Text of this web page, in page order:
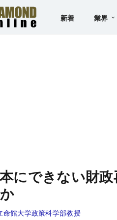
新着 業界
にできない財
命館大学政策科学部教授